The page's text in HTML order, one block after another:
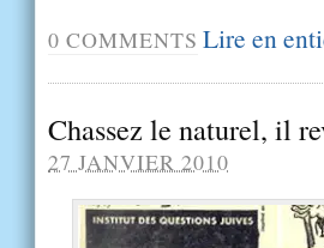
0 COMMENTS Lire en
Chassez le naturel, il
27 JANVIER 2010